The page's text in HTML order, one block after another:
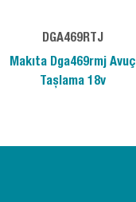
DGA469RTJ
Makıta Dga469rmj Avuç
Taşlama 18v